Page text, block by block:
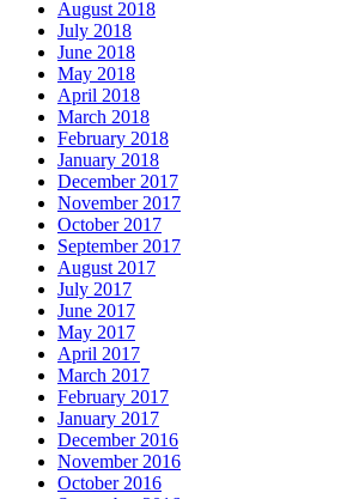
August 2018
July 2018
June 2018
May 2018
April 2018
March 2018
February 2018
January 2018
December 2017
November 2017
October 2017
September 2017
August 2017
July 2017
June 2017
May 2017
April 2017
March 2017
February 2017
January 2017
December 2016
November 2016
October 2016